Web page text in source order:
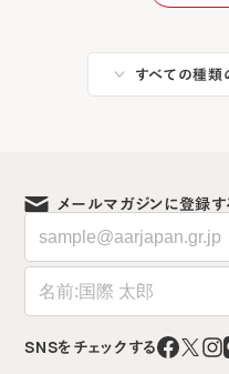
すべての種類
メールマガジンに登録す
SNSをチェックする